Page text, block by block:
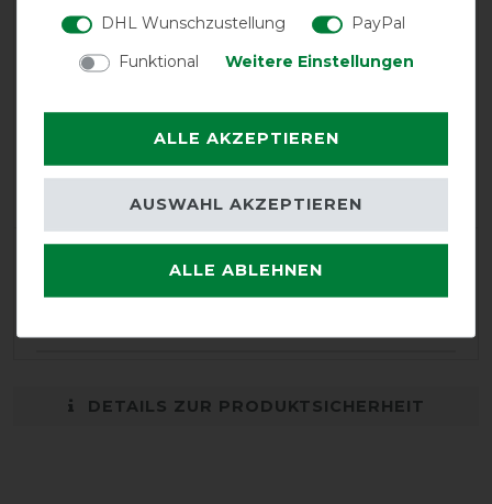
Negative
0%
DETAILS ZUR PRODUKTSICHERHEIT
DHL Wunschzustellung
PayPal
Funktional
Weitere Einstellungen
ALLE AKZEPTIEREN
ALLE ABLEHNEN
AUSWAHL AKZEPTIEREN